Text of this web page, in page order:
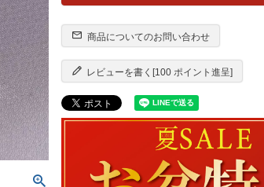
商品についてのお問い合わせ
レビューを書く[100 ポイント進呈]